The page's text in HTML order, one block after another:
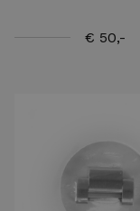
€ 50,-